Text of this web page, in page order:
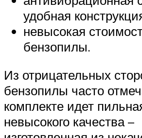
удобная
невысокая
бензопилы.
Из отрицательных
бензопилы часто
комплекте идет
невысокого качества –